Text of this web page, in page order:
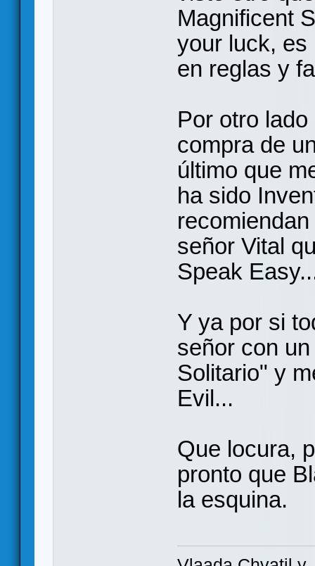
Magnificent
your luck, es
en reglas y
Por otro
compra de
último que
ha sido
señor Vital
Speak
Y ya por si
señor con
Solitario" y
Evil...
Que locura,
pronto que
la esquina.